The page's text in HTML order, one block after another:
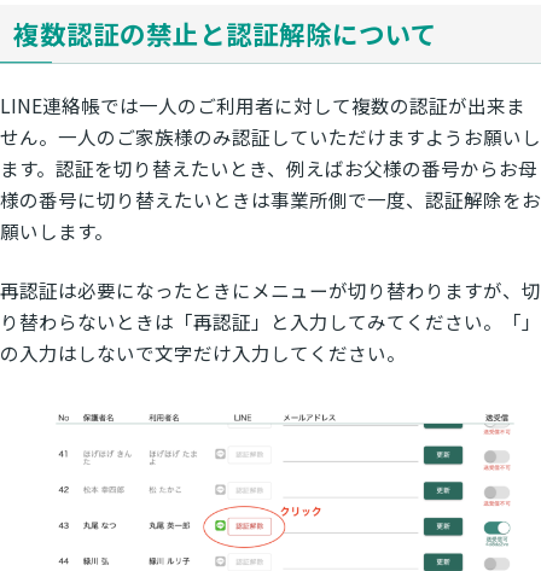
複数認証の禁止と認証解除について
LINE連絡帳では一人のご利用者に対して複数の認証が出来ま
せん。一人のご家族様のみ認証していただけますようお願いし
ます。認証を切り替えたいとき、例えばお父様の番号からお母
様の番号に切り替えたいときは事業所側で一度、認証解除をお
願いします。
再認証は必要になったときにメニューが切り替わりますが、切
り替わらないときは「再認証」と入力してみてください。「」
の入力はしないで文字だけ入力してください。